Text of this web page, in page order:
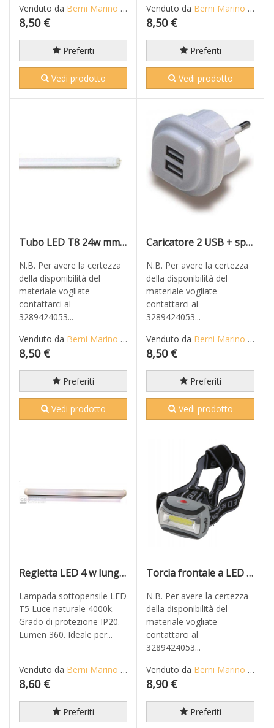
Venduto da Berni Marino di Mario S.n.c.
8,50 €
Preferiti
Vedi prodotto
Venduto da Berni Marino di Mario S.n.c.
8,50 €
Preferiti
Vedi prodotto
Tubo LED T8 24w mm 1500 4000k
N.B. Per avere la certezza
della disponibilità del
materiale vogliate
contattarci al
3289424053...
Venduto da Berni Marino di Mario S.n.c.
8,50 €
Preferiti
Vedi prodotto
Caricatore 2 USB + spina schuko 10A Rosi
N.B. Per avere la certezza
della disponibilità del
materiale vogliate
contattarci al
3289424053...
Venduto da Berni Marino di Mario S.n.c.
8,50 €
Preferiti
Vedi prodotto
Regletta LED 4 w lunghezza mm 314
Lampada sottopensile LED
T5 Luce naturale 4000k.
Grado di protezione IP20.
Lumen 360. Ideale per...
Venduto da Berni Marino di Mario S.n.c.
8,60 €
Preferiti
Torcia frontale a LED COB, Super Luminoso KWB 947799
N.B. Per avere la certezza
della disponibilità del
materiale vogliate
contattarci al
3289424053...
Venduto da Berni Marino di Mario S.n.c.
8,90 €
Preferiti